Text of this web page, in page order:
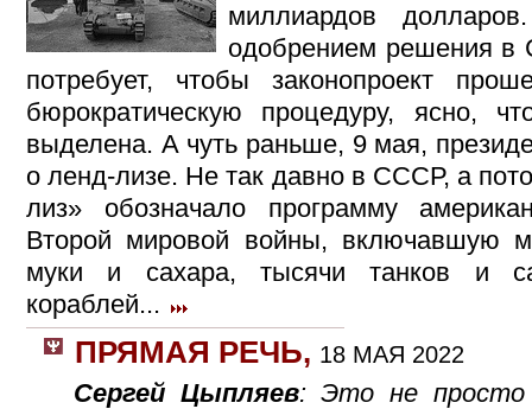
миллиардов
одобрением решения в
потребует, чтобы законопроект
бюрократическую процедуру, ясно,
выделена. А чуть раньше, 9 мая,
о ленд-лизе. Не так давно в СССР, а
лиз» обозначало программу
Второй мировой войны, включавшую
муки и сахара, тысячи танков и
кораблей...
ПРЯМАЯ РЕЧЬ, 18 МАЯ 2022
Сергей Цыпляев: Это не просто